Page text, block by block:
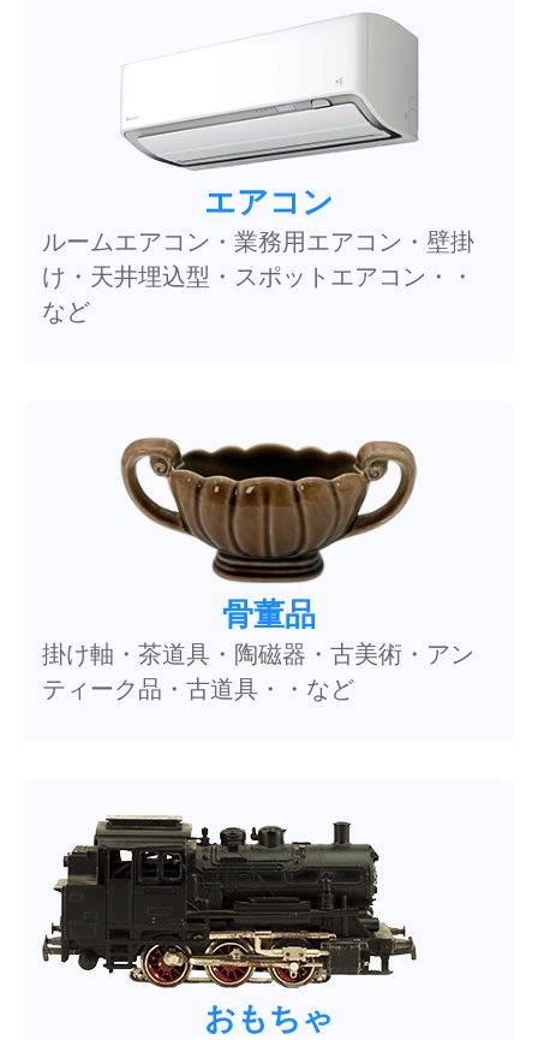
エアコン
ルームエアコン・業務用エアコン・壁掛
け・天井埋込型・スポットエアコン・・
など
骨董品
掛け軸・茶道具・陶磁器・古美術・アン
ティーク品・古道具・・など
おもちゃ